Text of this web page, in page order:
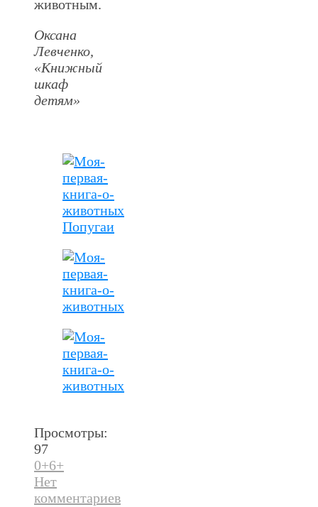
животным.
Оксана
Левченко,
«Книжный
шкаф
детям»
Просмотры:
97
0+6+
Нет
комментариев